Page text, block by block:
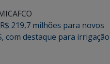
FCO
219,7 milhões para novos
com destaque para irrigação